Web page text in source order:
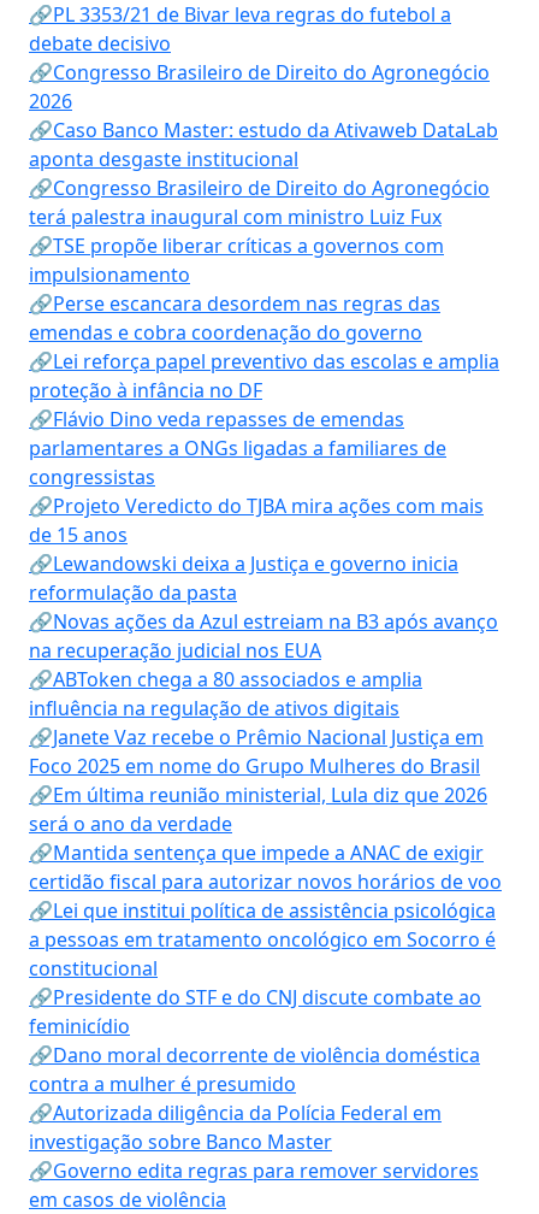
🔗PL 3353/21 de Bivar leva regras do futebol a
debate decisivo
🔗Congresso Brasileiro de Direito do Agronegócio
2026
🔗Caso Banco Master: estudo da Ativaweb DataLab
aponta desgaste institucional
🔗Congresso Brasileiro de Direito do Agronegócio
terá palestra inaugural com ministro Luiz Fux
🔗TSE propõe liberar críticas a governos com
impulsionamento
🔗Perse escancara desordem nas regras das
emendas e cobra coordenação do governo
🔗Lei reforça papel preventivo das escolas e amplia
proteção à infância no DF
🔗Flávio Dino veda repasses de emendas
parlamentares a ONGs ligadas a familiares de
congressistas
🔗Projeto Veredicto do TJBA mira ações com mais
de 15 anos
🔗Lewandowski deixa a Justiça e governo inicia
reformulação da pasta
🔗Novas ações da Azul estreiam na B3 após avanço
na recuperação judicial nos EUA
🔗ABToken chega a 80 associados e amplia
influência na regulação de ativos digitais
🔗Janete Vaz recebe o Prêmio Nacional Justiça em
Foco 2025 em nome do Grupo Mulheres do Brasil
🔗Em última reunião ministerial, Lula diz que 2026
será o ano da verdade
🔗Mantida sentença que impede a ANAC de exigir
certidão fiscal para autorizar novos horários de voo
🔗Lei que institui política de assistência psicológica
a pessoas em tratamento oncológico em Socorro é
constitucional
🔗Presidente do STF e do CNJ discute combate ao
feminicídio
🔗Dano moral decorrente de violência doméstica
contra a mulher é presumido
🔗Autorizada diligência da Polícia Federal em
investigação sobre Banco Master
🔗Governo edita regras para remover servidores
em casos de violência